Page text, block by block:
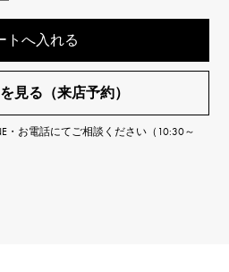
トへ入れる
見る（来店予約）
・お電話にてご相談ください（10:30～